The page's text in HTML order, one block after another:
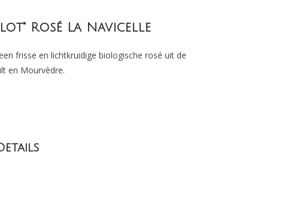
Rosé La Navicelle
frisse en lichtkruidige biologische rosé uit de
en Mourvèdre.